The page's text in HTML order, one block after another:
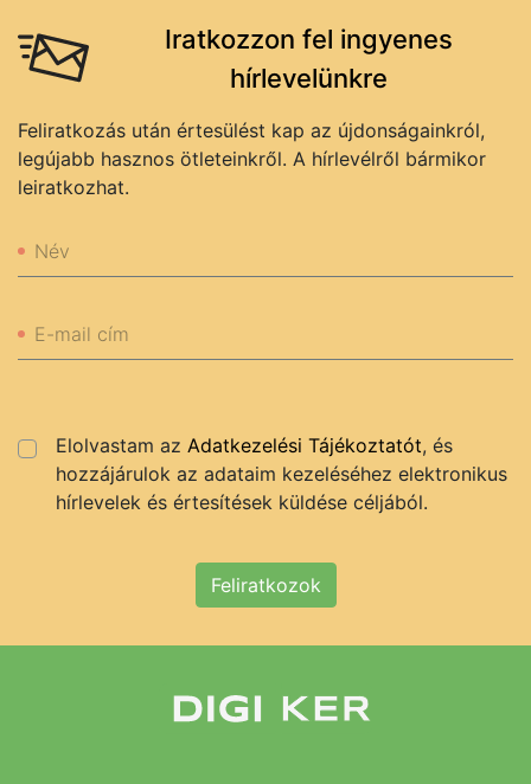
Iratkozzon fel ingyenes
hírlevelünkre
Feliratkozás után értesülést kap az újdonságainkról,
legújabb hasznos ötleteinkről. A hírlevélről bármikor
leiratkozhat.
Név
E-mail cím
Elolvastam az Adatkezelési Tájékoztatót, és
hozzájárulok az adataim kezeléséhez elektronikus
hírlevelek és értesítések küldése céljából.
Feliratkozok